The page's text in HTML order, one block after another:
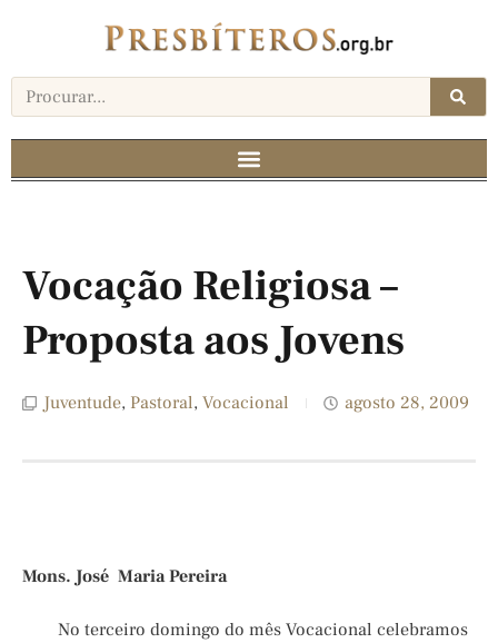
Vocação Religiosa –
Proposta aos Jovens
Juventude, Pastoral, Vocacional agosto 28, 2009
Mons. José Maria Pereira
No terceiro domingo do mês Vocacional celebramos